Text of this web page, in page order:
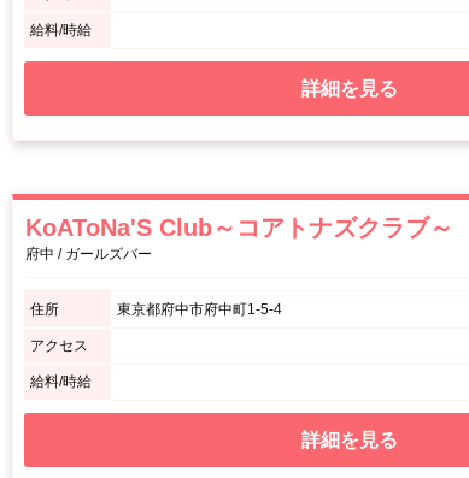
給料/時給
詳細を見る
KoAToNa'S Club～コアトナズクラブ～
府中 / ガールズバー
住所 東京都府中市府中町1-5-4
アクセス
給料/時給
詳細を見る